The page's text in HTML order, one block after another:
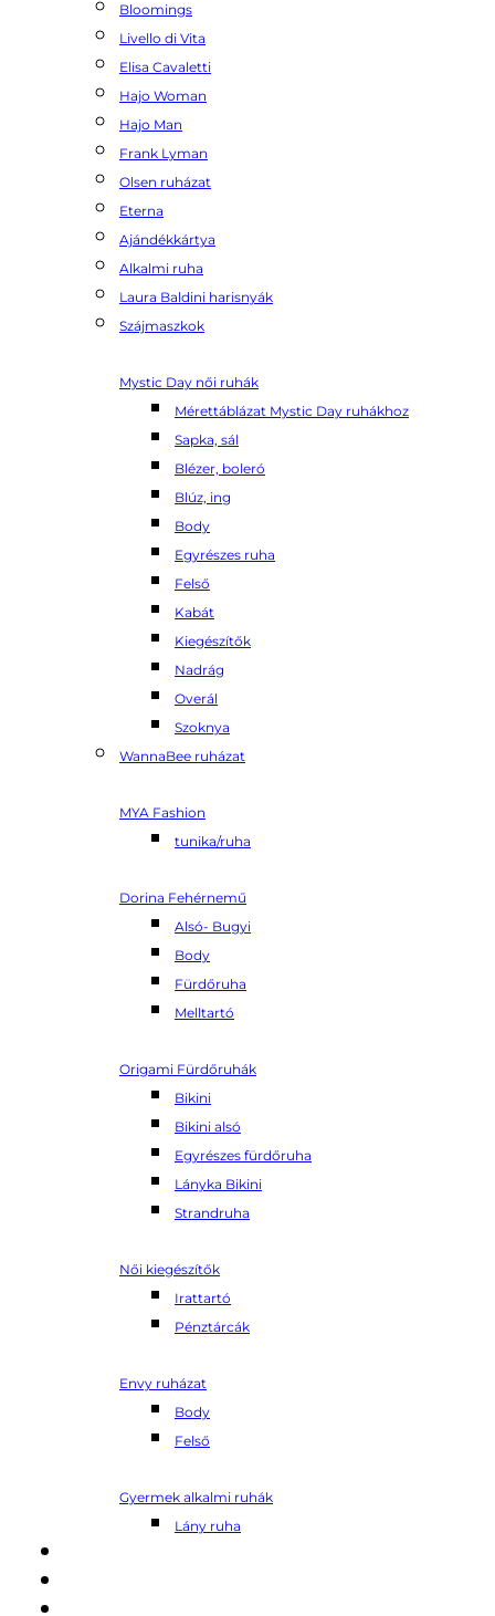
Bloomings
Livello di Vita
Elisa Cavaletti
Hajo Woman
Hajo Man
Frank Lyman
Olsen ruházat
Eterna
Ajándékkártya
Alkalmi ruha
Laura Baldini harisnyák
Szájmaszkok
Mystic Day női ruhák
Mérettáblázat Mystic Day ruhákhoz
Sapka, sál
Blézer, boleró
Blúz, ing
Body
Egyrészes ruha
Felső
Kabát
Kiegészítők
Nadrág
Overál
Szoknya
WannaBee ruházat
MYA Fashion
tunika/ruha
Dorina Fehérnemű
Alsó- Bugyi
Body
Fürdőruha
Melltartó
Origami Fürdőruhák
Bikini
Bikini alsó
Egyrészes fürdőruha
Lányka Bikini
Strandruha
Női kiegészítők
Irattartó
Pénztárcák
Envy ruházat
Body
Felső
Gyermek alkalmi ruhák
Lány ruha